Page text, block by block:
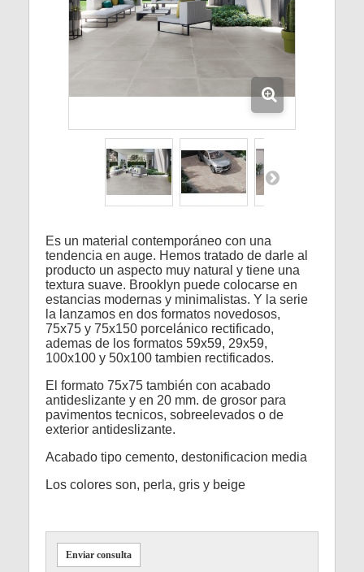
Es un material contemporáneo con una
tendencia en auge. Hemos tratado de darle al
producto un aspecto muy natural y tiene una
textura suave. Brooklyn puede colocarse en
estancias modernas y minimalistas. Y la serie
la lanzamos en dos formatos novedosos,
75x75 y 75x150 porcelánico rectificado,
ademas de los formatos 59x59, 29x59,
100x100 y 50x100 tambien rectificados.
El formato 75x75 también con acabado
antideslizante y en 20 mm. de grosor para
pavimentos tecnicos, sobreelevados o de
exterior antideslizante.
Acabado tipo cemento, destonificacion media
Los colores son, perla, gris y beige
Enviar consulta